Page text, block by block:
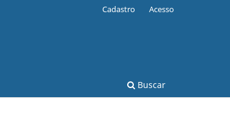
Buscar
Cadastro Acesso